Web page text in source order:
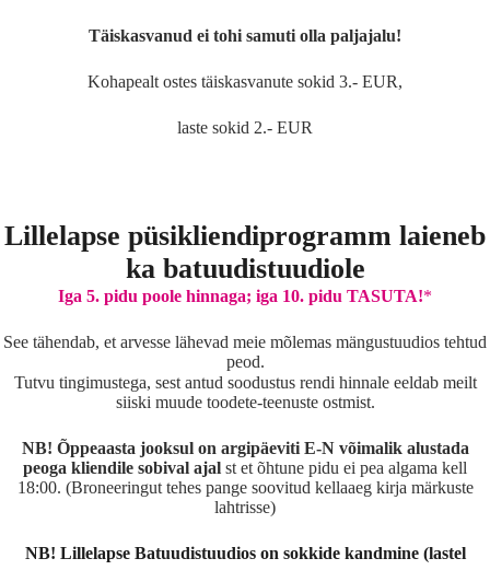
Täiskasvanud ei tohi samuti olla paljajalu!
Kohapealt ostes täiskasvanute sokid 3.- EUR,
laste sokid 2.- EUR
Lillelapse püsikliendiprogramm laieneb
ka batuudistuudiole
Iga 5. pidu poole hinnaga; iga 10. pidu TASUTA!*
See tähendab, et arvesse lähevad meie mõlemas mängustuudios tehtud
peod.
Tutvu tingimustega, sest antud soodustus rendi hinnale eeldab meilt
siiski muude toodete-teenuste ostmist.
NB! Õppeaasta jooksul on argipäeviti E-N võimalik alustada
peoga kliendile sobival ajal st et õhtune pidu ei pea algama kell
18:00. (Broneeringut tehes pange soovitud kellaaeg kirja märkuste
lahtrisse)
NB! Lillelapse Batuudistuudios on sokkide kandmine (lastel